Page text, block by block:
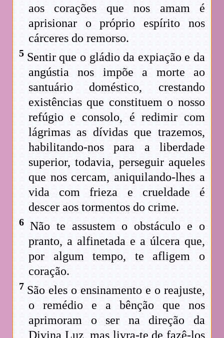
aos corações que nos amam é
aprisionar o próprio espírito nos
cárceres do remorso.
5 Sentir que o gládio da expiação e da
angústia nos impõe a morte ao
santuário doméstico, crestando
existências que constituem o nosso
refúgio e consolo, é redimir com
lágrimas as dívidas que trazemos,
habilitando-nos para a liberdade
superior, todavia, perseguir aqueles
que nos cercam, aniquilando-lhes a
vida com frieza e crueldade é
descer aos tormentos do crime.
6 Não te assustem o obstáculo e o
pranto, a alfinetada e a úlcera que,
por algum tempo, te afligem o
coração.
7 São eles o ensinamento e o reajuste,
o remédio e a bênção que nos
aprimoram o ser na direção da
Divina Luz, mas livra-te de fazê-los